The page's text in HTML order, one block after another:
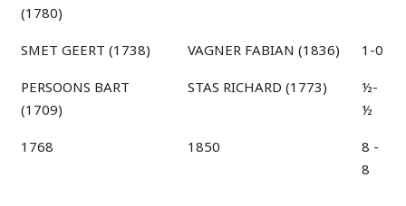
1768 1850
8 -
8
(1780)
SMET GEERT (1738) VAGNER FABIAN (1836) 1-0
PERSOONS BART
(1709)
STAS RICHARD (1773)
½-
½